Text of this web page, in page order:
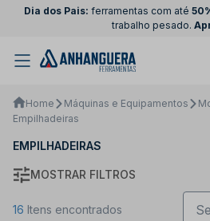
Dia dos Pais: ferramentas com até
trabalho pesado.
Home Máquinas e Equipamentos
Empilhadeiras
EMPILHADEIRAS
MOSTRAR FILTROS
16 Itens encontrados